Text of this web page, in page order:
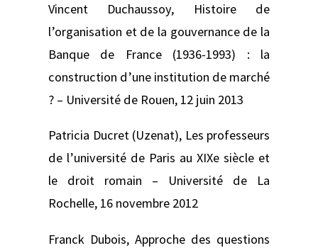
Vincent Duchaussoy,
Histoire de
l’organisation et de la gouvernance de la
Banque de France (1936-1993) : la
construction d’une institution de marché
? – Université de Rouen, 12 juin 2013
Patricia Ducret (Uzenat), Les professeurs
de l’université de Paris au XIXe siècle et
le droit romain – Université de La
Rochelle, 16 novembre 2012
Franck Dubois, Approche des questions